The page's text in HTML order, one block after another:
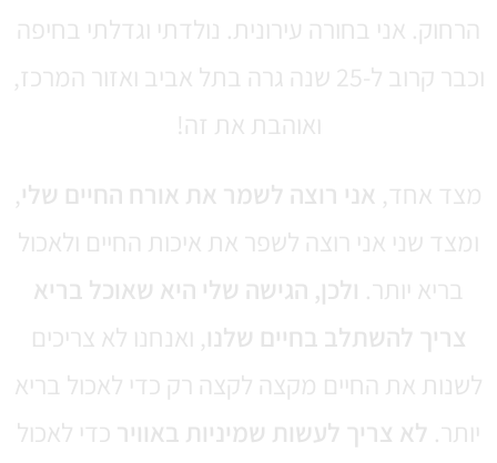
הרחוק. אני בחורה עירונית. נולדתי וגדלתי בחיפה
וכבר קרוב ל-25 שנה גרה בתל אביב ואזור המרכז,
ואוהבת את זה!
מצד אחד, אני רוצה לשמר את אורח החיים שלי,
ומצד שני אני רוצה לשפר את איכות החיים ולאכול
בריא יותר. ולכן, הגישה שלי היא שאוכל בריא
צריך להשתלב בחיים שלנו, ואנחנו לא צריכים
לשנות את החיים מקצה לקצה רק כדי לאכול בריא
יותר. לא צריך לעשות שמיניות באוויר כדי לאכול